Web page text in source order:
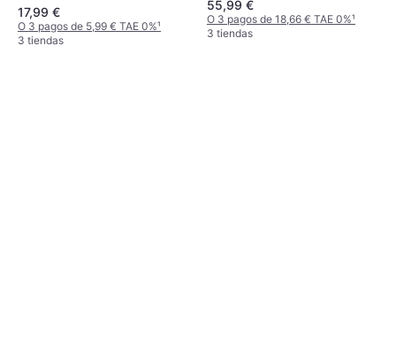
17,99 €
O 3 pagos de 5,99 € TAE 0%¹
3 tiendas
55,99 €
O 3 pagos de 18,66 € TAE 0%¹
3 tiendas